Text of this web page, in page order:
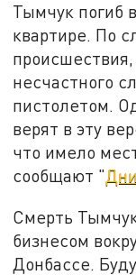
Тымчук погиб
квартире. По
несчастного
пистолетом.
верят в эту
что имело
сообщают "
Смерть
бизнесом
Донбассе.